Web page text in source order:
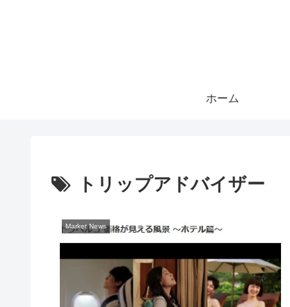
ホーム
トリップアドバイザー
Market News